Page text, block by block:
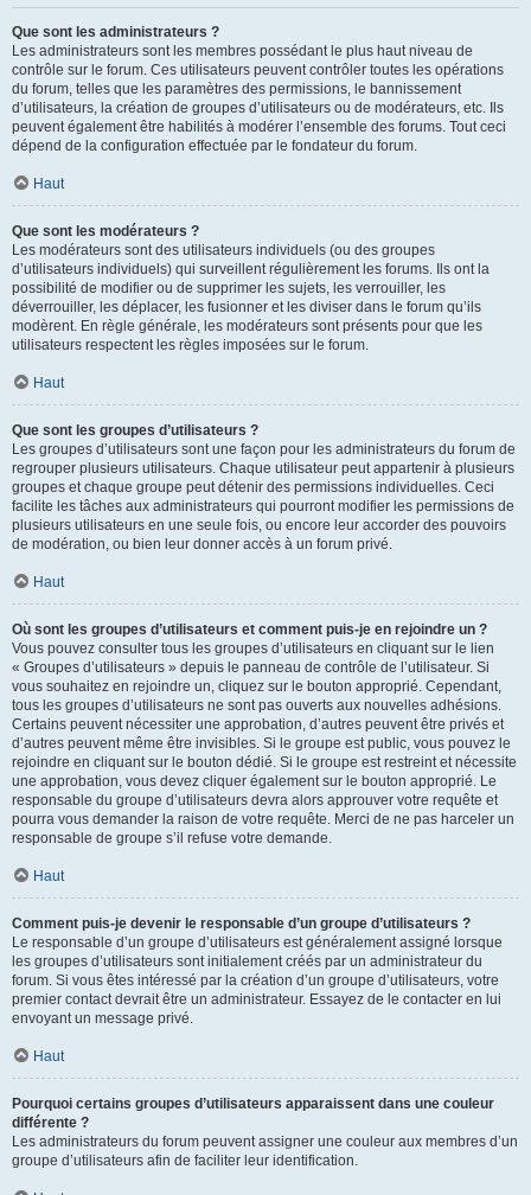
Que sont les administrateurs ?
Les administrateurs sont les membres possédant le plus haut niveau de
contrôle sur le forum. Ces utilisateurs peuvent contrôler toutes les opérations
du forum, telles que les paramètres des permissions, le bannissement
d’utilisateurs, la création de groupes d’utilisateurs ou de modérateurs, etc. Ils
peuvent également être habilités à modérer l’ensemble des forums. Tout ceci
dépend de la configuration effectuée par le fondateur du forum.
Haut
Que sont les modérateurs ?
Les modérateurs sont des utilisateurs individuels (ou des groupes
d’utilisateurs individuels) qui surveillent régulièrement les forums. Ils ont la
possibilité de modifier ou de supprimer les sujets, les verrouiller, les
déverrouiller, les déplacer, les fusionner et les diviser dans le forum qu’ils
modèrent. En règle générale, les modérateurs sont présents pour que les
utilisateurs respectent les règles imposées sur le forum.
Haut
Que sont les groupes d’utilisateurs ?
Les groupes d’utilisateurs sont une façon pour les administrateurs du forum de
regrouper plusieurs utilisateurs. Chaque utilisateur peut appartenir à plusieurs
groupes et chaque groupe peut détenir des permissions individuelles. Ceci
facilite les tâches aux administrateurs qui pourront modifier les permissions de
plusieurs utilisateurs en une seule fois, ou encore leur accorder des pouvoirs
de modération, ou bien leur donner accès à un forum privé.
Haut
Où sont les groupes d’utilisateurs et comment puis-je en rejoindre un ?
Vous pouvez consulter tous les groupes d’utilisateurs en cliquant sur le lien
« Groupes d’utilisateurs » depuis le panneau de contrôle de l’utilisateur. Si
vous souhaitez en rejoindre un, cliquez sur le bouton approprié. Cependant,
tous les groupes d’utilisateurs ne sont pas ouverts aux nouvelles adhésions.
Certains peuvent nécessiter une approbation, d’autres peuvent être privés et
d’autres peuvent même être invisibles. Si le groupe est public, vous pouvez le
rejoindre en cliquant sur le bouton dédié. Si le groupe est restreint et nécessite
une approbation, vous devez cliquer également sur le bouton approprié. Le
responsable du groupe d’utilisateurs devra alors approuver votre requête et
pourra vous demander la raison de votre requête. Merci de ne pas harceler un
responsable de groupe s’il refuse votre demande.
Haut
Comment puis-je devenir le responsable d’un groupe d’utilisateurs ?
Le responsable d’un groupe d’utilisateurs est généralement assigné lorsque
les groupes d’utilisateurs sont initialement créés par un administrateur du
forum. Si vous êtes intéressé par la création d’un groupe d’utilisateurs, votre
premier contact devrait être un administrateur. Essayez de le contacter en lui
envoyant un message privé.
Haut
Pourquoi certains groupes d’utilisateurs apparaissent dans une couleur
différente ?
Les administrateurs du forum peuvent assigner une couleur aux membres d’un
groupe d’utilisateurs afin de faciliter leur identification.